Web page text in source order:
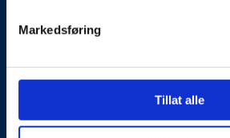
Markedsføring
Tillat alle
Tilgjengelighetserklæring